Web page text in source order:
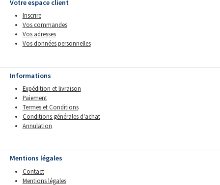
Votre espace client
Inscrire
Vos commandes
Vos adresses
Vos données personnelles
Informations
Expédition et livraison
Paiement
Termes et Conditions
Conditions générales d'achat
Annulation
Mentions légales
Contact
Mentions légales